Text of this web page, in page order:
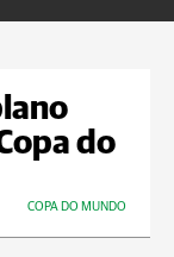
do
COPA DO MUNDO